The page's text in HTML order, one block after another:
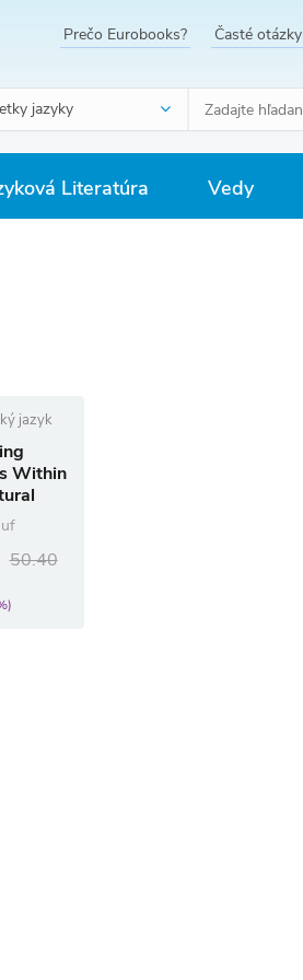
Prečo Eurobooks? Časté otázky
jazyky
Literatúra Vedy
jazyk
Within
50.40